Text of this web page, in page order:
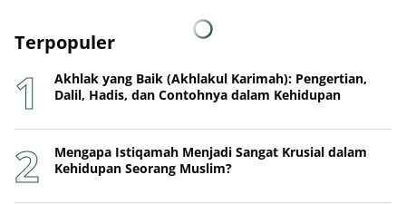
Terpopuler
Akhlak yang Baik (Akhlakul Karimah): Pengertian,
Dalil, Hadis, dan Contohnya dalam Kehidupan
Mengapa Istiqamah Menjadi Sangat Krusial dalam
Kehidupan Seorang Muslim?